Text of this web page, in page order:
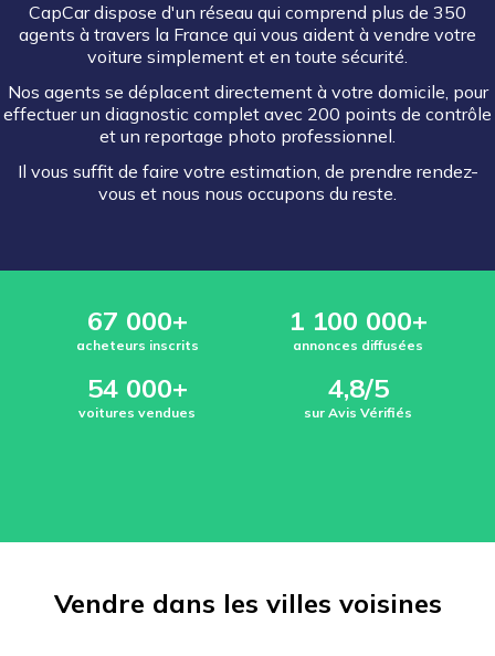
CapCar dispose d'un réseau qui comprend plus de 350
agents à travers la France qui vous aident à vendre votre
voiture simplement et en toute sécurité.
Nos agents se déplacent directement à votre domicile, pour
effectuer un diagnostic complet avec 200 points de contrôle
et un reportage photo professionnel.
Il vous suffit de faire votre estimation, de prendre rendez-
vous et nous nous occupons du reste.
67 000+
acheteurs inscrits
1 100 000+
annonces diffusées
54 000+
voitures vendues
4,8/5
sur Avis Vérifiés
Vendre dans les villes voisines